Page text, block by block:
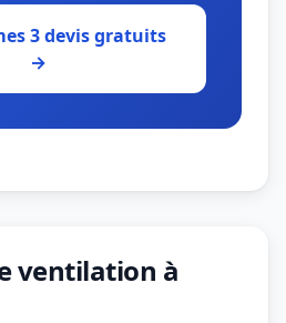
3 devis gratuits
→
ventilation à